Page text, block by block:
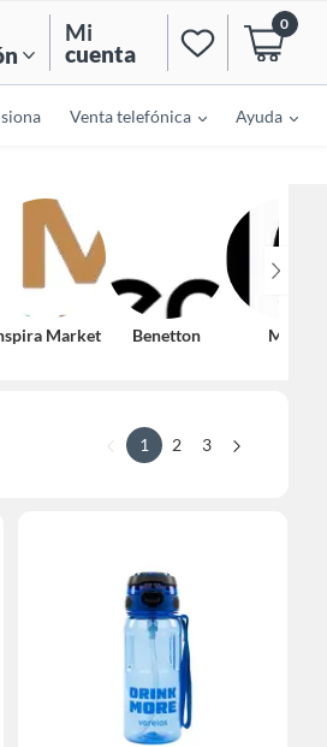
Mi
cuenta
0
Venta telefónica Ayuda
Market Benetton Mica
1 2 3